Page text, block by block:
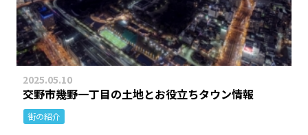
2025.05.10
交野市幾野一丁目の土地とお役立ちタウン情報
街の紹介